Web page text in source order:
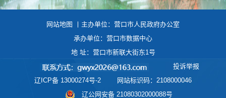
网站地图
丨主办单位：营口市人民政府办公室
承办单位：营口市数据中心
地 址：营口市新联大街东1号
投诉举报
辽ICP备 13000274号-2
网站标识码：2108000046
辽公网安备 21080302000088号